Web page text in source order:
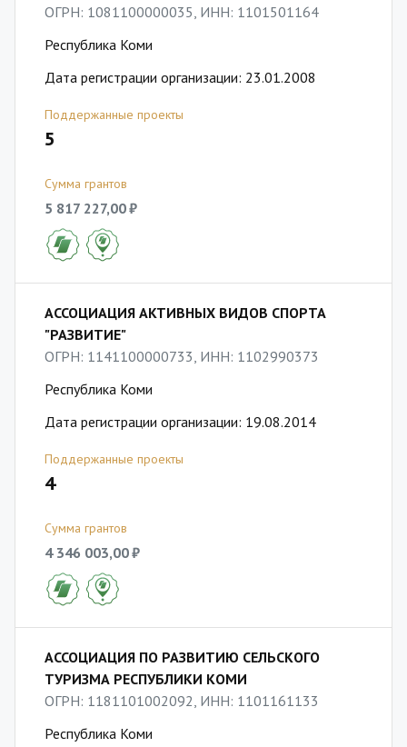
ОГРН: 1081100000035, ИНН: 1101501164
Республика Коми
Дата регистрации организации: 23.01.2008
Поддержанные проекты
5
Сумма грантов
5 817 227,00 ₽
АССОЦИАЦИЯ АКТИВНЫХ ВИДОВ СПОРТА
"РАЗВИТИЕ"
ОГРН: 1141100000733, ИНН: 1102990373
Республика Коми
Дата регистрации организации: 19.08.2014
Поддержанные проекты
4
Сумма грантов
4 346 003,00 ₽
АССОЦИАЦИЯ ПО РАЗВИТИЮ СЕЛЬСКОГО
ТУРИЗМА РЕСПУБЛИКИ КОМИ
ОГРН: 1181101002092, ИНН: 1101161133
Республика Коми